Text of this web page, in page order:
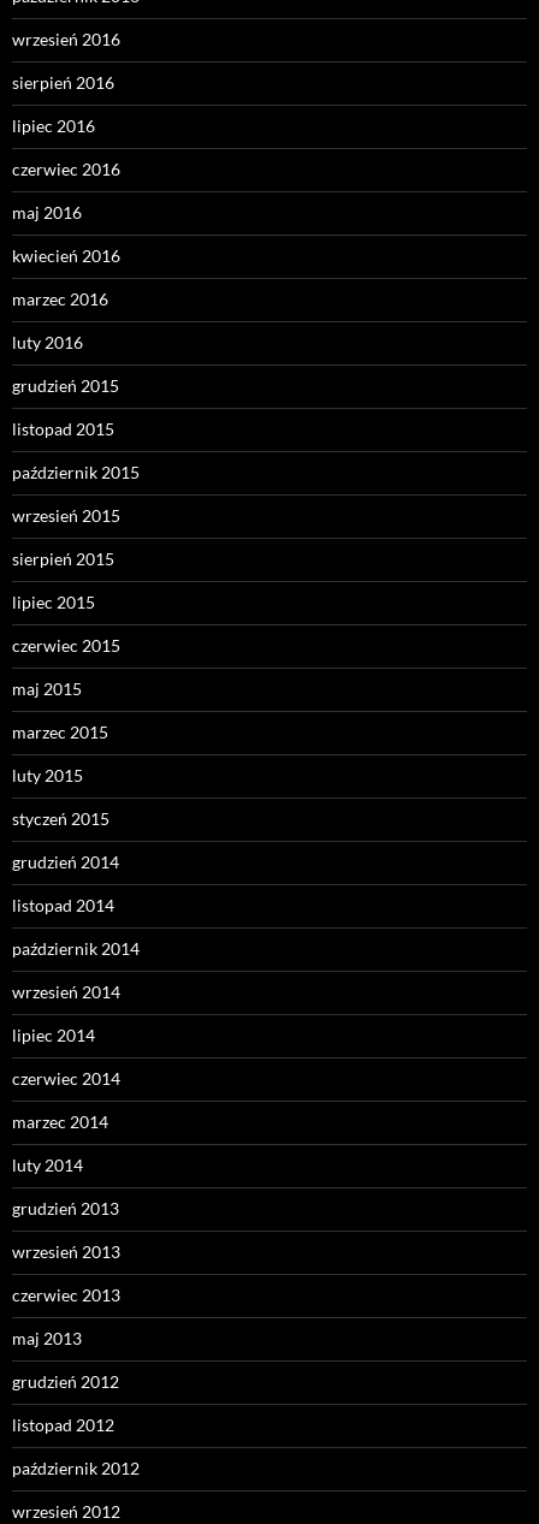
wrzesień 2016
sierpień 2016
lipiec 2016
czerwiec 2016
maj 2016
kwiecień 2016
marzec 2016
luty 2016
grudzień 2015
listopad 2015
październik 2015
wrzesień 2015
sierpień 2015
lipiec 2015
czerwiec 2015
maj 2015
marzec 2015
luty 2015
styczeń 2015
grudzień 2014
listopad 2014
październik 2014
wrzesień 2014
lipiec 2014
czerwiec 2014
marzec 2014
luty 2014
grudzień 2013
wrzesień 2013
czerwiec 2013
maj 2013
grudzień 2012
listopad 2012
październik 2012
wrzesień 2012